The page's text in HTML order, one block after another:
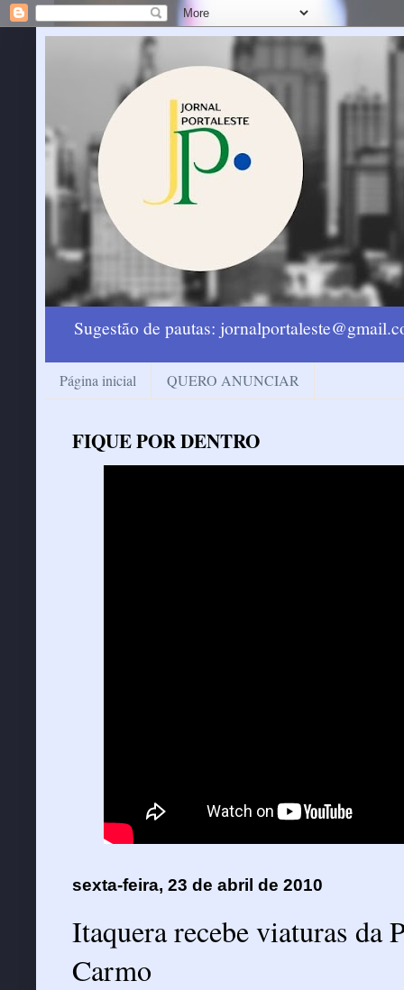
Sugestão de pautas:
Página inicial QUERO ANUNCIAR
FIQUE POR DENTRO
sexta-feira, 23 de abril de 2010
Itaquera recebe viaturas da
Carmo